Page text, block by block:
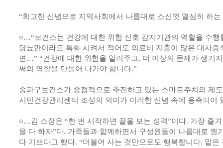
“확고한 신념으로 지역사회에서 나름대로 소신껏 열심히 하
○…“보건소는 건강에 대한 위험 신호 감지기관의 역할을 수행
당뇨만이라도 특화 시켜서 적어도 의료비 지출이 많은 대사
면…” “건강에 대한 위험을 알려주고, 더 이상의 문제가 생기
써의 역할을 만들어 나가야 합니다.”
송파구보건소가 중점적으로 추진하고 있는 스마트주치의 제
시민건강관리센터 조성의 의미가 이러한 신념 속에 응축되어
○…김 소장은 “한 번 시작하면 끝을 보는 성격”이다. 가장 즐
을 다 하자”다. 가족들과 함께하면서 구성원들이 나름대로 뭔
다 기쁘다고 했다. “더불어 사는 것만으로도 행복합니다. 맡